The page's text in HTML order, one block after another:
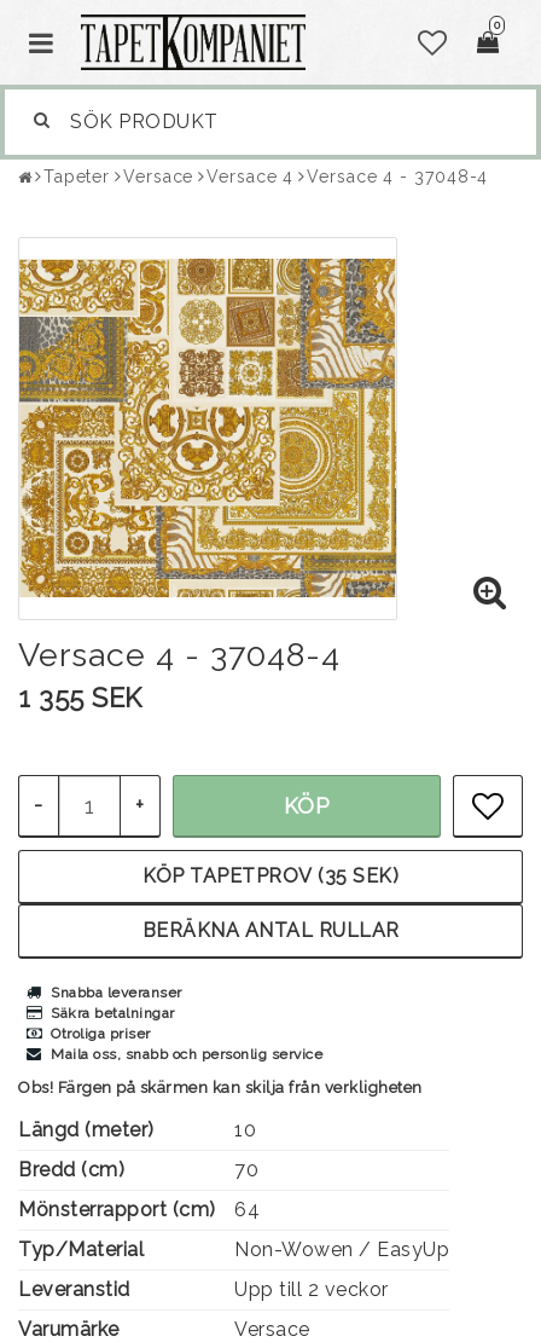
0
Tapeter Versace Versace 4 Versace 4 - 37048-4
Versace 4 - 37048-4
1 355 SEK
- + KÖP
BERÄKNA ANTAL RULLAR
KÖP TAPETPROV (35 SEK)
Snabba leveranser
Säkra betalningar
Otroliga priser
Maila oss, snabb och personlig service
Obs! Färgen på skärmen kan skilja från verkligheten
Längd (meter)
10
Bredd (cm)
70
Mönsterrapport (cm)
64
Typ/Material
Non-Wowen / EasyUp
Leveranstid
Upp till 2 veckor
Varumärke
Versace